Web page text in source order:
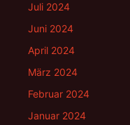
Juli 2024
Juni 2024
April 2024
März 2024
Februar 2024
Januar 2024